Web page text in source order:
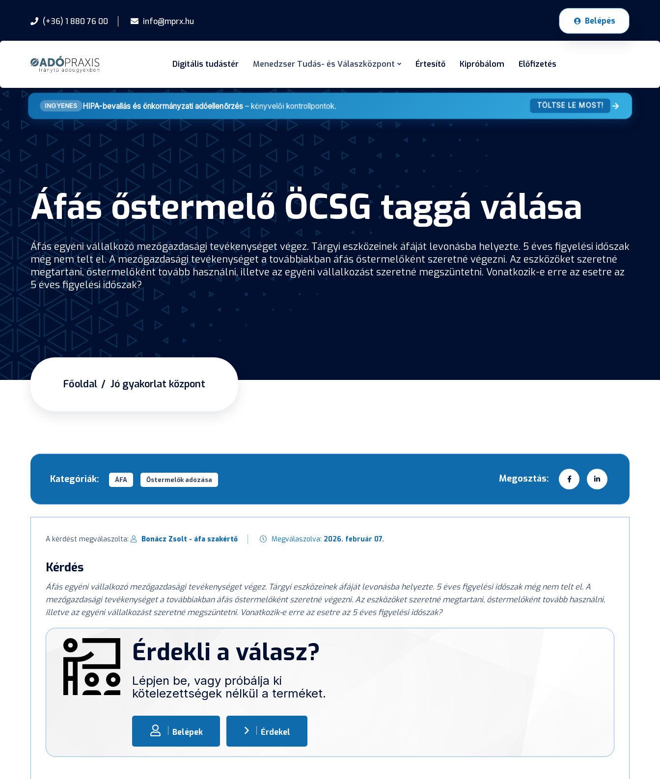
(+36) 1 880 76 00 info@mprx.hu Belépés
Digitális tudástér Menedzser Tudás- és Válaszközpont Értesítő Kipróbálom Előfizetés
INGYENES HIPA-bevallás és önkormányzati adóellenőrzés– könyvelői kontrollpontok. TÖLTSE LE MOST!
Áfás őstermelő ÖCSG taggá válása
Áfás egyéni vállalkozó mezőgazdasági tevékenységet végez. Tárgyi eszközeinek áfáját levonásba helyezte. 5 éves figyelési időszak
még nem telt el. A mezőgazdasági tevékenységet a továbbiakban áfás őstermelőként szeretné végezni. Az eszközöket szeretné
megtartani, őstermelőként tovább használni, illetve az egyéni vállalkozást szeretné megszüntetni. Vonatkozik-e erre az esetre az
5 éves figyelési időszak?
Főoldal Jó gyakorlat központ
Kategóriák: ÁFA Őstermelők adózása Megosztás:
A kérdést megválaszolta: Bonácz Zsolt - áfa szakértő Megválaszolva: 2026. február 07.
Kérdés
Áfás egyéni vállalkozó mezőgazdasági tevékenységet végez. Tárgyi eszközeinek áfáját levonásba helyezte. 5 éves figyelési időszak még nem telt el. A
mezőgazdasági tevékenységet a továbbiakban áfás őstermelőként szeretné végezni. Az eszközöket szeretné megtartani, őstermelőként tovább használni,
illetve az egyéni vállalkozást szeretné megszüntetni. Vonatkozik-e erre az esetre az 5 éves figyelési időszak?
Érdekli a válasz?
Lépjen be, vagy próbálja ki
kötelezettségek nélkül a terméket.
Belépek Érdekel